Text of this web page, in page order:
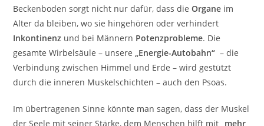
Beckenboden sorgt nicht nur dafür, dass dieOrgane im
Alter da bleiben, wo sie hingehören oder verhindert
Inkontinenz und bei Männern Potenzprobleme. Die
gesamte Wirbelsäule – unsere
„Energie-Autobahn“ – die
Verbindung zwischen Himmel und Erde – wird gestützt
durch die inneren Muskelschichten – auch den Psoas.
Im übertragenen Sinne könnte man sagen, dass der Muskel
der Seele mit seiner Stärke, dem Menschen hilft mit „mehr